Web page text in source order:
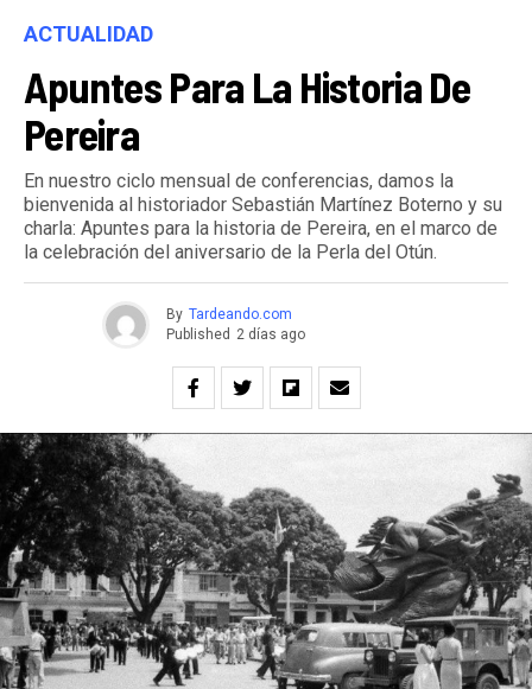
ACTUALIDAD
Apuntes Para La Historia De
Pereira
En nuestro ciclo mensual de conferencias, damos la
bienvenida al historiador Sebastián Martínez Boterno y su
charla: Apuntes para la historia de Pereira, en el marco de
la celebración del aniversario de la Perla del Otún.
By Tardeando.com
Published 2 días ago